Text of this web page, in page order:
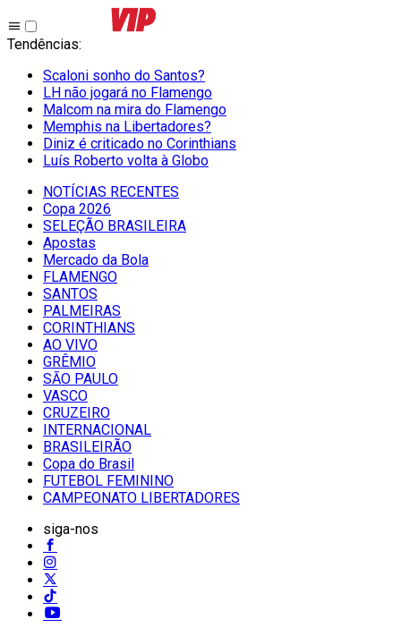
Tendências:
Scaloni sonho do Santos?
LH não jogará no Flamengo
Malcom na mira do Flamengo
Memphis na Libertadores?
Diniz é criticado no Corinthians
Luís Roberto volta à Globo
NOTÍCIAS RECENTES
Copa 2026
SELEÇÃO BRASILEIRA
Apostas
Mercado da Bola
FLAMENGO
SANTOS
PALMEIRAS
CORINTHIANS
AO VIVO
GRÊMIO
SĀO PAULO
VASCO
CRUZEIRO
INTERNACIONAL
BRASILEIRÃO
Copa do Brasil
FUTEBOL FEMININO
CAMPEONATO LIBERTADORES
siga-nos